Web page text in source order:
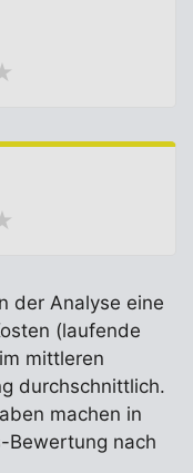
der Analyse eine
(laufende
mittleren
durchschnittlich.
machen in
Bewertung nach